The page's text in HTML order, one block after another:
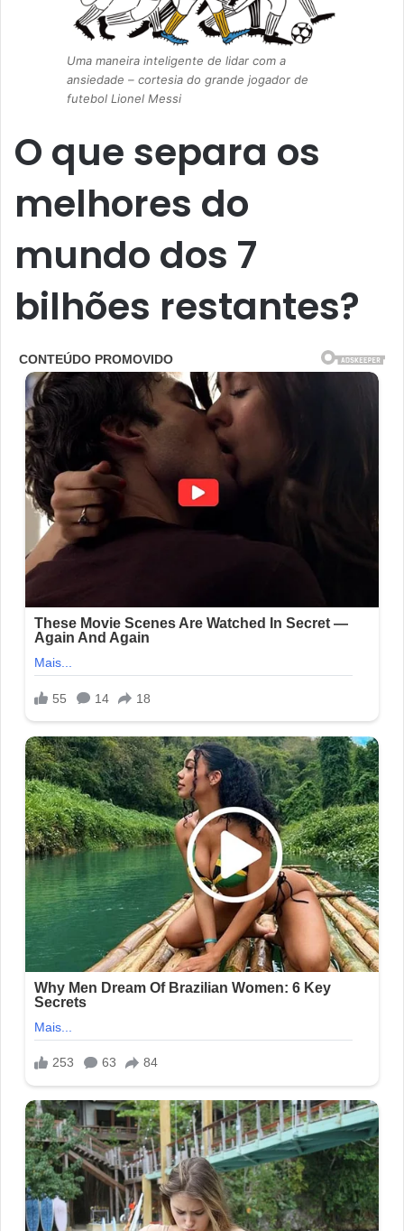
Uma maneira inteligente de lidar com a
ansiedade – cortesia do grande jogador de
futebol Lionel Messi
O que separa os
melhores do
mundo dos 7
bilhões restantes?